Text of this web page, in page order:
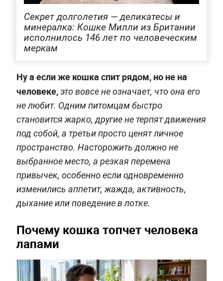
Секрет долголетия — деликатесы и
минералка: Кошке Милли из Британии
исполнилось 146 лет по человеческим
меркам
Ну а если же кошка спит рядом, но не на
человеке,это вовсе не означает, что она его
не любит. Одним питомцам быстро
становится жарко, другие не терпят движения
под собой, а третьи просто ценят личное
пространство. Насторожить должно не
выбранное место, а резкая перемена
привычек, особенно если одновременно
изменились аппетит, жажда, активность,
дыхание или поведение в лотке.
Почему кошка топчет человека
лапами